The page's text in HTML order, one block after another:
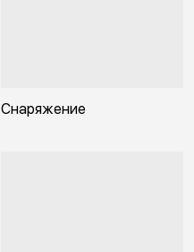
Снаряжение